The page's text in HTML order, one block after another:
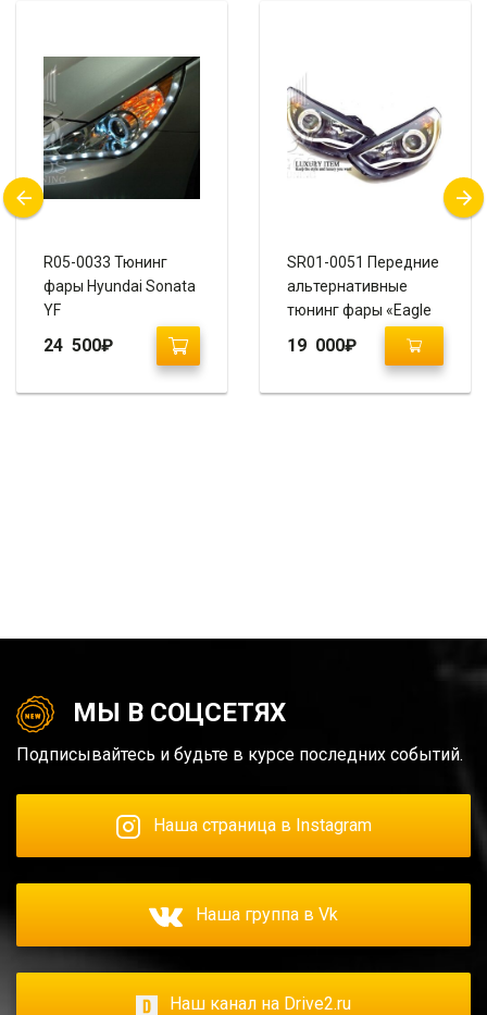
R05-0033 Тюнинг
фары Hyundai Sonata
YF
24 500₽
SR01-0051 Передние
альтернативные
тюнинг фары «Eagle
eyes Audi Style» для
19 000₽
МЫ В СОЦСЕТЯХ
Подписывайтесь и будьте в курсе последних событий.
Наша страница в Instagram
Наша группа в Vk
Наш канал на Drive2.ru